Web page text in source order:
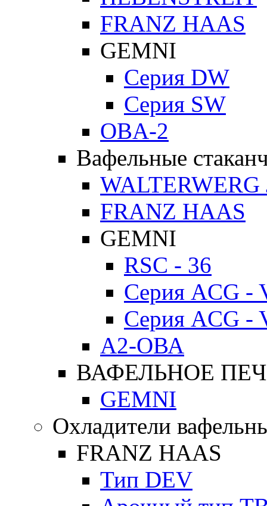
FRANZ HAAS
GEMNI
Серия DW
Серия SW
OBA-2
Вафельные
WALTERWERG
FRANZ HAAS
GEMNI
RSC - 36
Серия ACG -
Серия ACG -
А2-ОВА
ВАФЕЛЬНОЕ
GEMNI
Охладители
FRANZ HAAS
Тип DEV